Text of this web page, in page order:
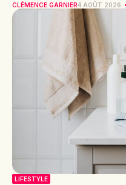
CLÉMENCE GARNIER4 AOÛT 2026
LIFESTYLE